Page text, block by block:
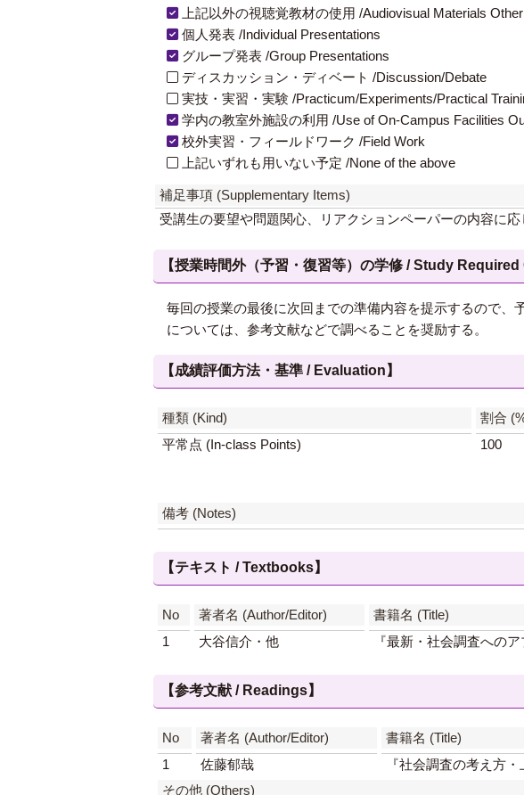
上記以外の視聴覚教材の使用 /Audiovisual Materials
個人発表 /Individual Presentations
グループ発表 /Group Presentations
ディスカッション・ディベート /Discussion/Debate
実技・実習・実験 /Practicum/Experiments/Practical
学内の教室外施設の利用 /Use of On-Campus Facilities
校外実習・フィールドワーク /Field Work
上記いずれも用いない予定 /None of the above
補足事項 (Supplementary Items)
受講生の要望や問題関心、リアクションペーパーの内容に
【授業時間外（予習・復習等）の学修 / Study
毎回の授業の最後に次回までの準備内容を提示するので
については、参考文献などで調べることを奨励する。
【成績評価方法・基準 / Evaluation】
種類 (Kind) 割合
平常点 (In-class Points)
100
備考 (Notes)
【テキスト / Textbooks】
No 著者名 (Author/Editor) 書籍名 (Title)
1
大谷信介・他 『最新・社会調査へのア
【参考文献 / Readings】
No 著者名 (Author/Editor) 書籍名 (Title)
1
佐藤郁哉 『社会調査の考え方・
その他 (Others)